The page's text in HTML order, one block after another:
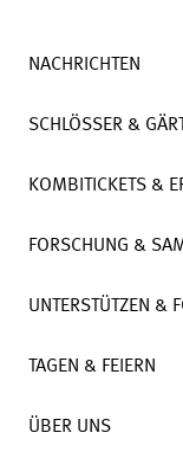
NACHRICHTEN
SCHLÖSSER &
KOMBITICKETS &
FORSCHUNG &
UNTERSTÜTZEN &
TAGEN & FEIERN
ÜBER UNS